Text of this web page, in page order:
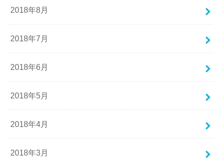
2018年8月
2018年7月
2018年6月
2018年5月
2018年4月
2018年3月